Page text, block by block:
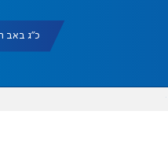
כ"ג באב תשפ"ו